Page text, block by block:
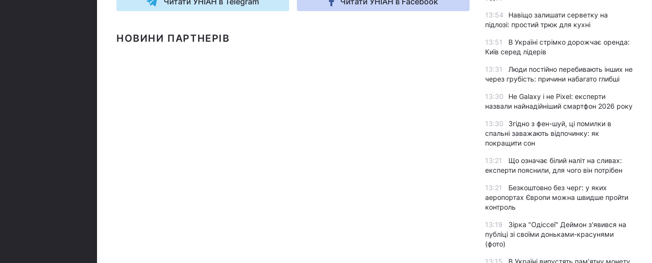
НОВИНИ ПАРТНЕРІВ
13:54
Навіщо залишати серветку на
підлозі: простий трюк для кухні
13:51
В Україні стрімко дорожчає оренда:
Київ серед лідерів
13:31
Люди постійно перебивають інших не
через грубість: причини набагато глибші
13:30
Не Galaxy і не Pixel: експерти
назвали найнадійніший смартфон 2026 року
13:30
Згідно з фен-шуй, ці помилки в
спальні заважають відпочинку: як
покращити сон
13:21
Що означає білий наліт на сливах:
експерти пояснили, для чого він потрібен
13:21
Безкоштовно без черг: у яких
аеропортах Європи можна швидше пройти
контроль
13:19
Зірка "Одіссеї" Деймон з'явився на
публіці зі своїми доньками-красунями
(фото)
13:15 В Україні випустять пам’ятну монету